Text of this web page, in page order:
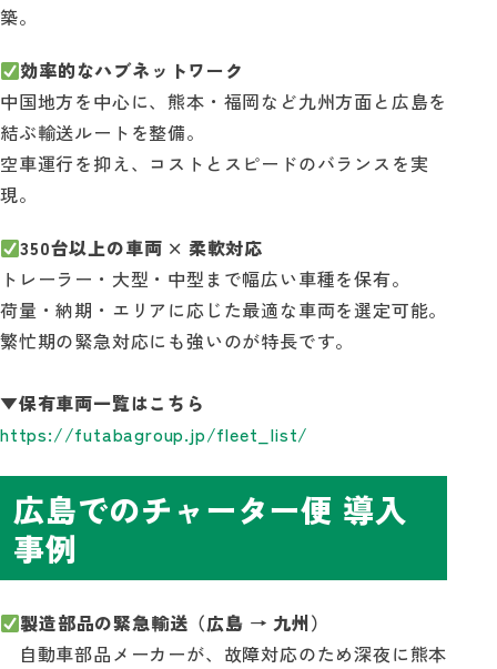
築。
効率的なハブネットワーク
中国地方を中心に、熊本・福岡など九州方面と広島を
結ぶ輸送ルートを整備。
空車運行を抑え、コストとスピードのバランスを実
現。
350台以上の車両 × 柔軟対応
トレーラー・大型・中型まで幅広い車種を保有。
荷量・納期・エリアに応じた最適な車両を選定可能。
繁忙期の緊急対応にも強いのが特長です。
▼保有車両一覧はこちら
https://futabagroup.jp/fleet_list/
広島でのチャーター便 導入
事例
製造部品の緊急輸送（広島 → 九州）
自動車部品メーカーが、故障対応のため深夜に熊本